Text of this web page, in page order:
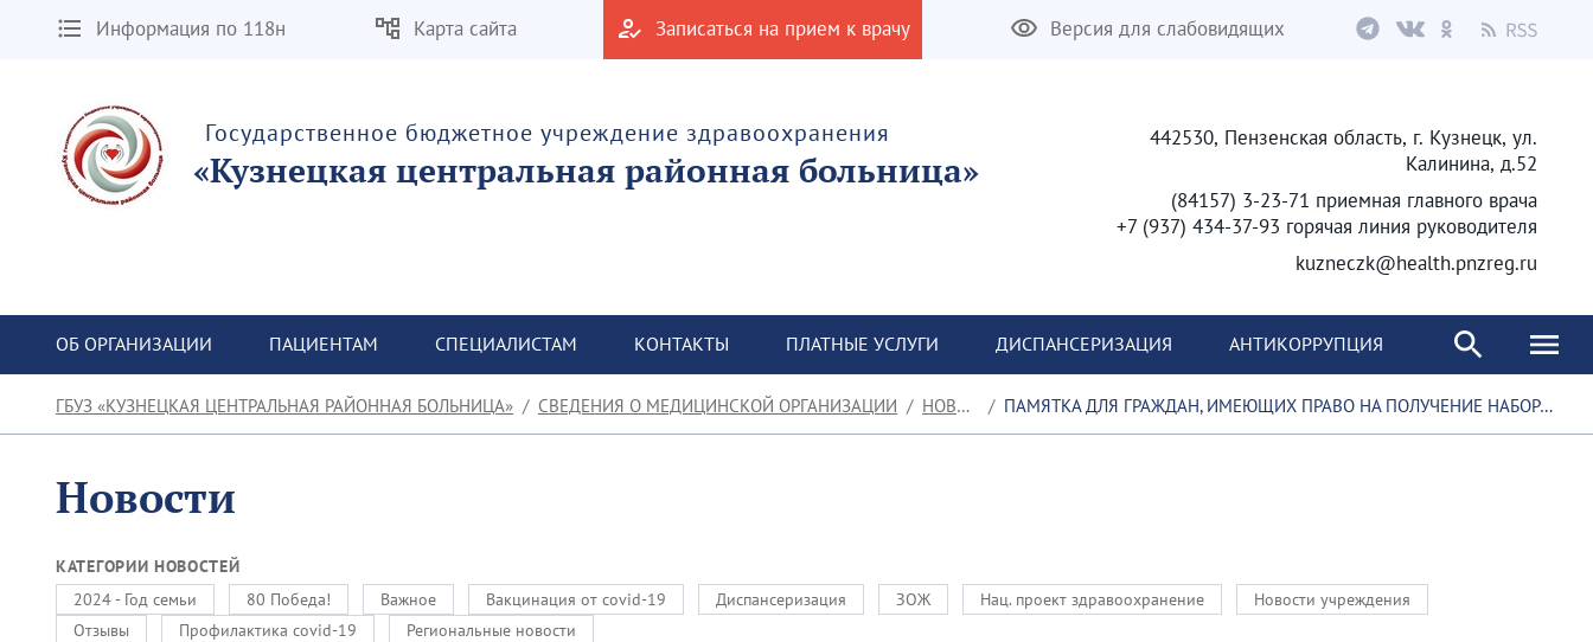
Информация по 118н Карта сайта Записаться на прием к врачу Версия для слабовидящих
Государственное бюджетное учреждение здравоохранения
«Кузнецкая центральная районная больница»
442530, Пензенская область, г. Кузнецк, ул.
Калинина, д.52
(84157) 3-23-71 приемная главного врача
+7 (937) 434-37-93 горячая линия руководителя
kuzneczk@health.pnzreg.ru
ОБ ОРГАНИЗАЦИИ ПАЦИЕНТАМ СПЕЦИАЛИСТАМ КОНТАКТЫ ПЛАТНЫЕ УСЛУГИ ДИСПАНСЕРИЗАЦИЯ АНТИКОРРУПЦИЯ
ГБУЗ «КУЗНЕЦКАЯ ЦЕНТРАЛЬНАЯ РАЙОННАЯ БОЛЬНИЦА» СВЕДЕНИЯ О МЕДИЦИНСКОЙ ОРГАНИЗАЦИИ НОВОСТИ ПАМЯТКА ДЛЯ ГРАЖДАН, ИМЕЮЩИХ ПРАВО НА ПОЛУЧЕНИЕ НАБОРА СОЦИАЛЬНЫХ УСЛУГ
Новости
КАТЕГОРИИ НОВОСТЕЙ
2024 - Год семьи
80 Победа! Важное Вакцинация от covid-19 Диспансеризация ЗОЖ Нац. проект здравоохранение
Новости учреждения
Отзывы
Профилактика covid-19 Региональные новости